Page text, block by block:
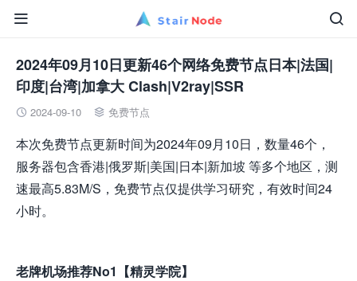


2024年09月10日更新46个网络免费节点日本|法国|
印度|台湾|加拿大 Clash|V2ray|SSR
 2024-09-10  免费节点
本次免费节点更新时间为2024年09月10日，数量46个，
服务器包含香港|俄罗斯|美国|日本|新加坡 等多个地区，测
速最高5.83M/S，免费节点仅提供学习研究，有效时间24
小时。
老牌机场推荐No1【精灵学院】